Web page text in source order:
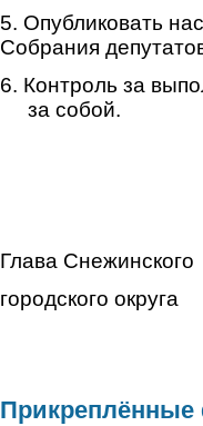
5. Опубликовать
Собрания
6. Контроль за
за собой.
Глава Снежинского